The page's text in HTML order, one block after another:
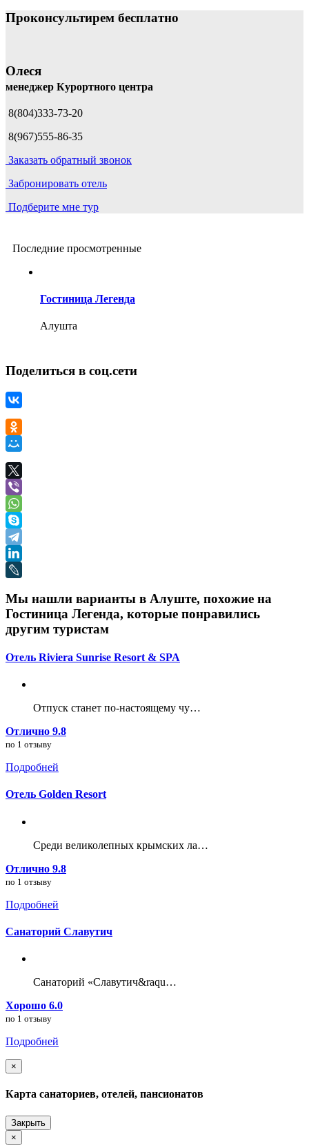
Проконсультирем бесплатно
Олеся
менеджер Курортного центра
8(804)333-73-20
8(967)555-86-35
Заказать обратный звонок
Забронировать отель
Подберите мне тур
Последние просмотренные
Гостиница Легенда
Алушта
Поделиться в соц.сети
Мы нашли варианты в Алуште, похожие на
Гостиница Легенда, которые понравились
другим туристам
Отель Riviera Sunrise Resort & SPA
Отпуск станет по-настоящему чу…
Отлично 9.8
по 1 отзыву
Подробней
Отель Golden Resort
Среди великолепных крымских ла…
Отлично 9.8
по 1 отзыву
Подробней
Санаторий Славутич
Санаторий «Славутич&raqu…
Хорошо 6.0
по 1 отзыву
Подробней
×
Карта санаториев, отелей, пансионатов
Закрыть
×